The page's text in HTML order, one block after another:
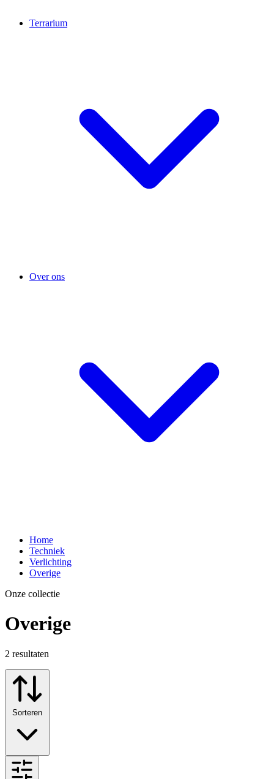
Terrarium
Over ons
Home
Techniek
Verlichting
Overige
Onze collectie
Overige
2 resultaten
Sorteren